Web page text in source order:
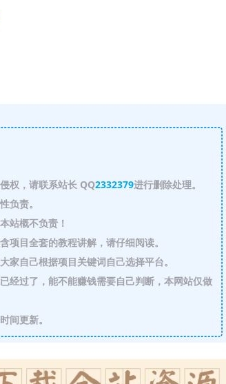
权，请联系站长 QQ2332379进行删除处理。
负责。
站概不负责！
项目全套的教程讲解，请仔细阅读。
自己根据项目关键词自己选择平台。
经过了，能不能赚钱需要自己判断，本网站仅做
间更新。